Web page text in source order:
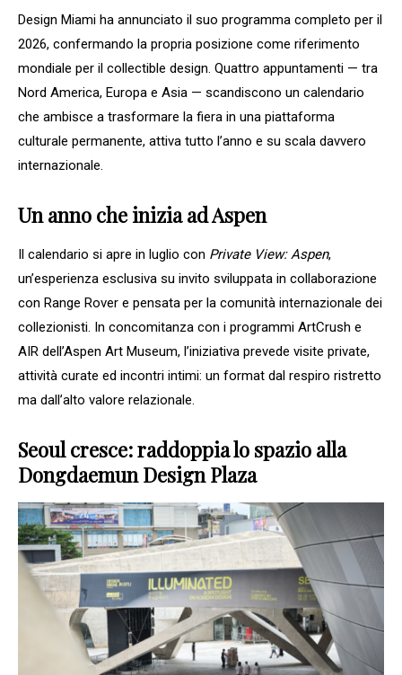
Design Miami ha annunciato il suo programma completo per il
2026, confermando la propria posizione come riferimento
mondiale per il collectible design. Quattro appuntamenti — tra
Nord America, Europa e Asia — scandiscono un calendario
che ambisce a trasformare la fiera in una piattaforma
culturale permanente, attiva tutto l’anno e su scala davvero
internazionale.
Un anno che inizia ad Aspen
Il calendario si apre in luglio con Private View: Aspen,
un’esperienza esclusiva su invito sviluppata in collaborazione
con Range Rover e pensata per la comunità internazionale dei
collezionisti. In concomitanza con i programmi ArtCrush e
AIR dell’Aspen Art Museum, l’iniziativa prevede visite private,
attività curate ed incontri intimi: un format dal respiro ristretto
ma dall’alto valore relazionale.
Seoul cresce: raddoppia lo spazio alla
Dongdaemun Design Plaza